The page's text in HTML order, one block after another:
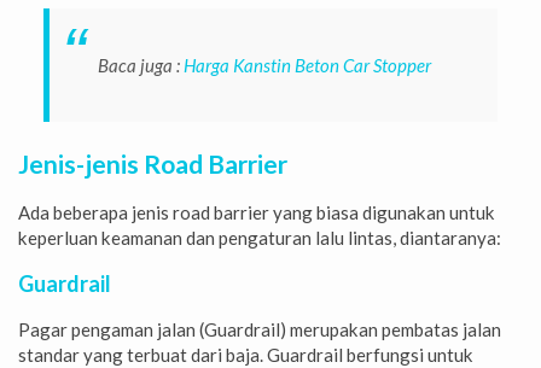
Baca juga : Harga Kanstin Beton Car Stopper
Jenis-jenis Road Barrier
Ada beberapa jenis road barrier yang biasa digunakan untuk
keperluan keamanan dan pengaturan lalu lintas, diantaranya:
Guardrail
Pagar pengaman jalan (Guardrail) merupakan pembatas jalan
standar yang terbuat dari baja. Guardrail berfungsi untuk